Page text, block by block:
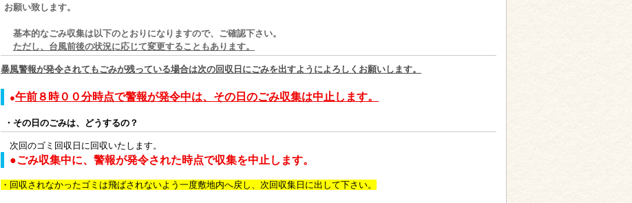
お願い致します。
基本的なごみ収集は以下のとおりになりますので、ご確認下さい。
ただし、台風前後の状況に応じて変更することもあります。
暴風警報が発令されてもごみが残っている場合は次の回収日にごみを出すようによろしくお願いします。
●午前８時００分時点で警報が発令中は、その日のごみ収集は中止します。
・その日のごみは、どうするの？
次回のゴミ回収日に回収いたします。
●ごみ収集中に、警報が発令された時点で収集を中止します。
・回収されなかったゴミは飛ばされないよう一度敷地内へ戻し、次回収集日に出して下さい。